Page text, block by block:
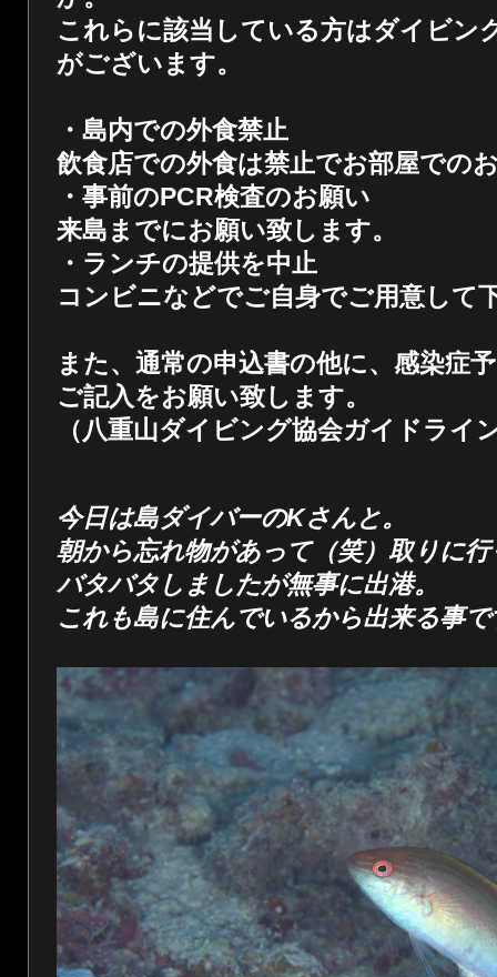
これらに該当している方はダイビン
がございます。
・島内での外食禁止
飲食店での外食は禁止でお部屋での
・事前のPCR検査のお願い
来島までにお願い致します。
・ランチの提供を中止
コンビニなどでご自身でご用意して
また、通常の申込書の他に、感染症
ご記入をお願い致します。
（八重山ダイビング協会ガイドライ
今日は島ダイバーのKさんと。
朝から忘れ物があって（笑）取りに行
バタバタしましたが無事に出港。
これも島に住んでいるから出来る事